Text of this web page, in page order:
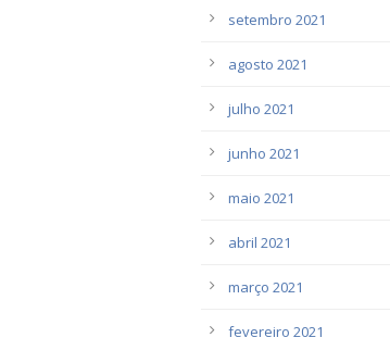
setembro 2021
agosto 2021
julho 2021
junho 2021
maio 2021
abril 2021
março 2021
fevereiro 2021